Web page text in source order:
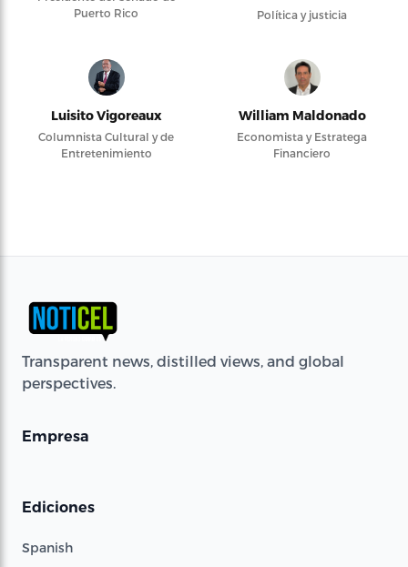
Puerto Rico
Política y justicia
Luisito Vigoreaux
Columnista Cultural y de
Entretenimiento
William Maldonado
Economista y Estratega
Financiero
Transparent news, distilled views, and global
perspectives.
Empresa
Ediciones
Spanish